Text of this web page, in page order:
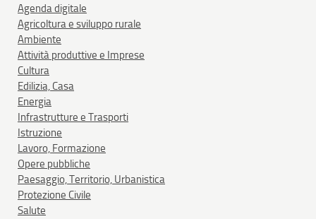
Agenda digitale
Agricoltura e sviluppo rurale
Ambiente
Attività produttive e Imprese
Cultura
Edilizia, Casa
Energia
Infrastrutture e Trasporti
Istruzione
Lavoro, Formazione
Opere pubbliche
Paesaggio, Territorio, Urbanistica
Protezione Civile
Salute